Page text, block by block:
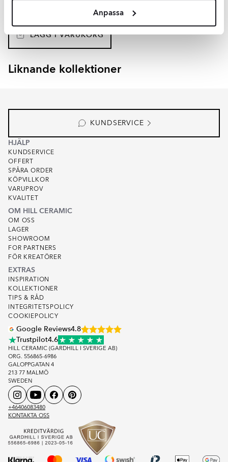
Anpassa
LÄGG I VARUKORG
Liknande kollektioner
CHARON
KUNDSERVICE
HJÄLP
KUNDSERVICE
OFFERT
SPÅRA ORDER
KÖPVILLKOR
VARUPROV
KVALITET
OM HILL CERAMIC
OM OSS
LAGER
SHOWROOM
FOR PARTNERS
FÖR KREATÖRER
EXTRAS
INSPIRATION
KOLLEKTIONER
TIPS & RÅD
INTEGRITETSPOLICY
COOKIEPOLICY
Google Reviews4.8
Trustpilot4.6
HILL CERAMIC (GARDHILL I SVERIGE AB)
ORG. 556865-6986
GALOPPGATAN 4
213 77 MALMÖ
SWEDEN
+46406083480
KONTAKTA OSS